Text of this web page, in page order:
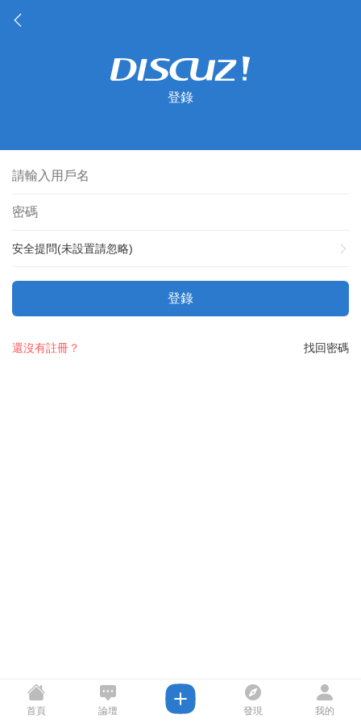
登錄
安全提問(未設置請忽略)
登錄
找回密碼
還沒有註冊？
首頁 論壇 發現 我的